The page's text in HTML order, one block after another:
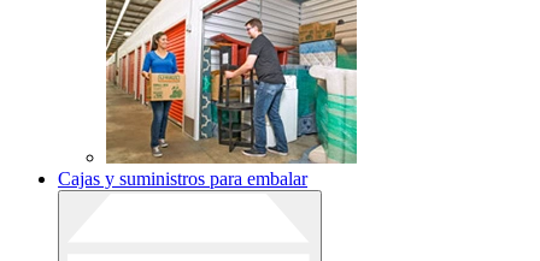
Cajas y suministros para embalar